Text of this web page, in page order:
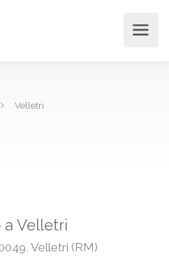
Velletri
a Velletri
Velletri (RM)